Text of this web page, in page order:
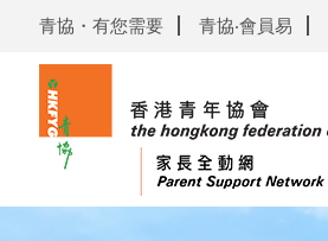
青協・有您需要 青協‧會員易